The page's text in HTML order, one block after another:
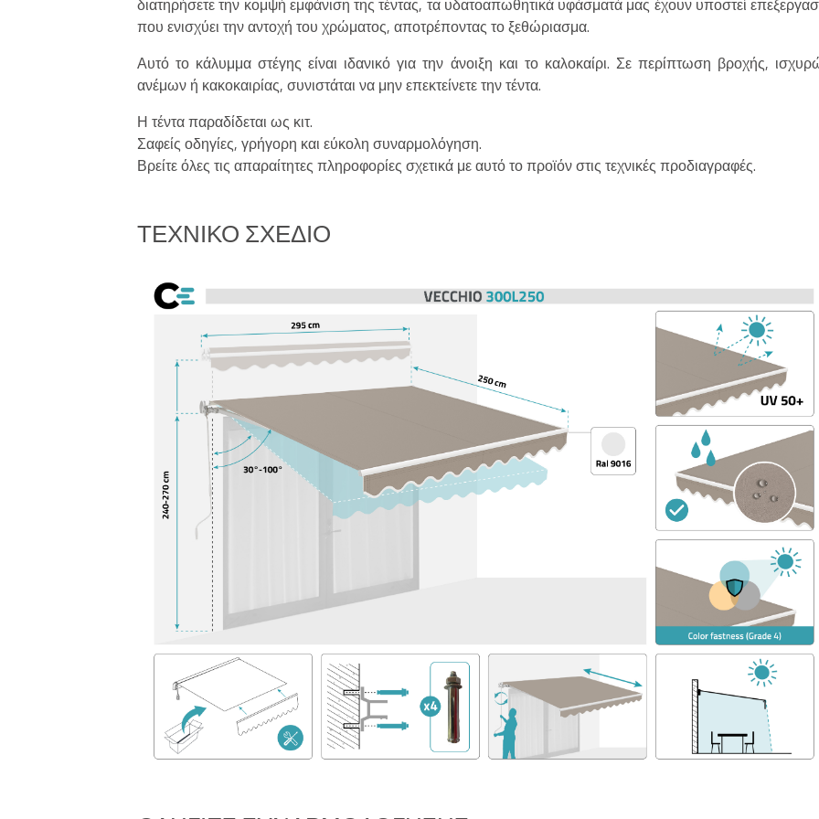
που ενισχύει την αντοχή του χρώματος, αποτρέποντας το ξεθώριασμα.
Αυτό το κάλυμμα στέγης είναι ιδανικό για την άνοιξη και το καλοκαίρι. Σε περίπτωση βροχής,
ανέμων ή κακοκαιρίας, συνιστάται να μην επεκτείνετε την τέντα.
Η τέντα παραδίδεται ως κιτ.
Σαφείς οδηγίες, γρήγορη και εύκολη συναρμολόγηση.
Βρείτε όλες τις απαραίτητες πληροφορίες σχετικά με αυτό το προϊόν στις τεχνικές προδιαγραφές.
ΤΕΧΝΙΚΌ ΣΧΈΔΙΟ